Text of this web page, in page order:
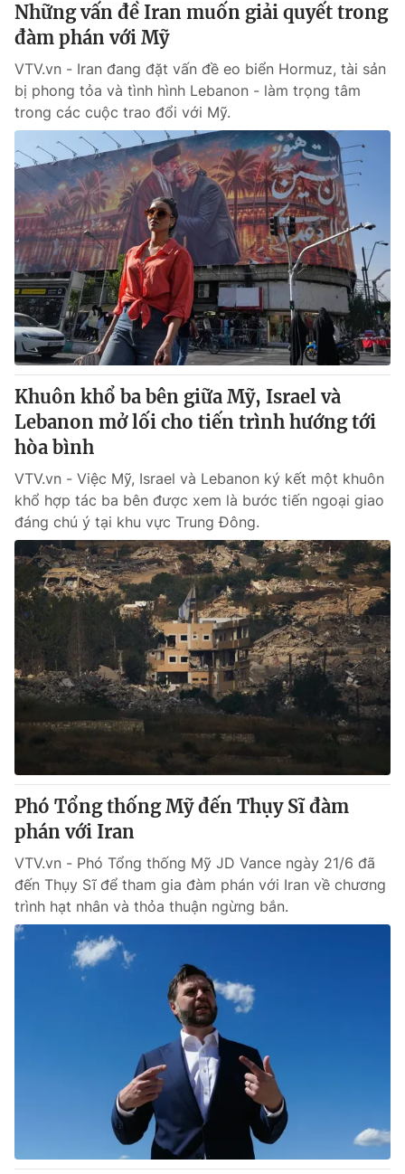
Tổng Biên tập:Vũ Thanh Thủy
Phó Tổng Biên tập:Nguyễn Thị Mỹ Hạnh, Phạm Quốc Thắng,
Tổng đài VTV: 024.38 355 931 - 024.38 355 932
Ðiện thoại Thời báo VTV:024.66 897 897
Email:toasoan@vtv.vn
Liên hệ quảng cáo:024-7300.7108
® Cấm sao chép dưới mọi hình thức nếu không có sự chấp
thuận bằng văn bản. Ghi rõ nguồn VTV.vn khi phát hành lại
thông tin từ website này.
Những vấn đề Iran muốn giải quyết trong
đàm phán với Mỹ
VTV.vn - Iran đang đặt vấn đề eo biển Hormuz, tài sản
bị phong tỏa và tình hình Lebanon - làm trọng tâm
trong các cuộc trao đổi với Mỹ.
Khuôn khổ ba bên giữa Mỹ, Israel và
Lebanon mở lối cho tiến trình hướng tới
hòa bình
VTV.vn - Việc Mỹ, Israel và Lebanon ký kết một khuôn
khổ hợp tác ba bên được xem là bước tiến ngoại giao
đáng chú ý tại khu vực Trung Đông.
Phó Tổng thống Mỹ đến Thụy Sĩ đàm
phán với Iran
VTV.vn - Phó Tổng thống Mỹ JD Vance ngày 21/6 đã
đến Thụy Sĩ để tham gia đàm phán với Iran về chương
trình hạt nhân và thỏa thuận ngừng bắn.